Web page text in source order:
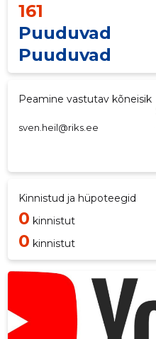
161
Puuduvad
Puuduvad
Peamine vastutav kõneisik
sven.heil@riks.ee
Kinnistud ja hüpoteegid
0 kinnistut
0 kinnistut